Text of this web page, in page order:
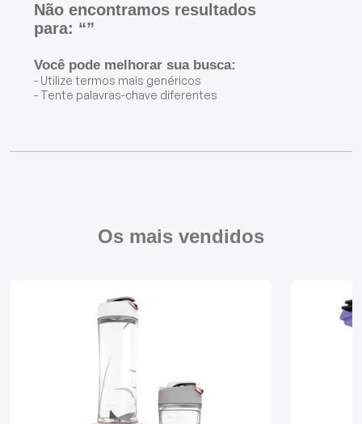
Não encontramos resultados
para: “”
Você pode melhorar sua busca:
- Utilize termos mais genéricos
- Tente palavras-chave diferentes
Os mais vendidos
Chaleiras Elétricas
Cafeteiras
Panelas Elétricas
Máquina de Waffle
Pranchas